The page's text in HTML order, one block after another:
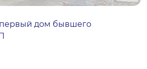
первый дом бывшего